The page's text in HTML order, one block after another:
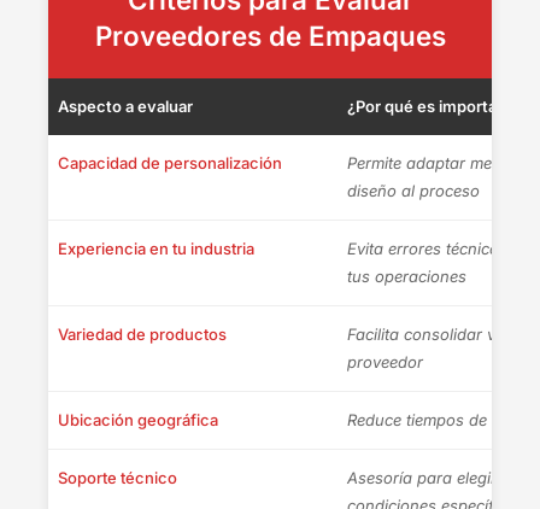
Proveedores de Empaques
Aspecto a evaluar ¿Por qué es importante?
Capacidad de personalización
Permite adaptar
diseño al proceso
Experiencia en tu industria
Evita errores técnicos y
tus operaciones
Variedad de productos
Facilita consolidar varios
proveedor
Ubicación geográfica Reduce tiempos de
Soporte técnico
Asesoría para elegir el